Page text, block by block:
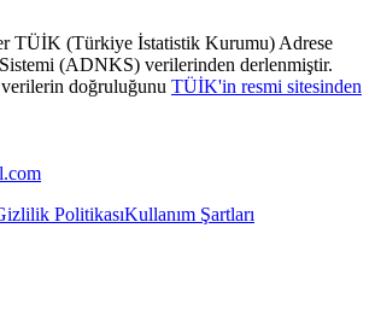
TÜİK (Türkiye İstatistik Kurumu) Adrese
(ADNKS) verilerinden derlenmiştir.
doğruluğunu TÜİK'in resmi sitesinden
PolitikasıKullanım Şartları